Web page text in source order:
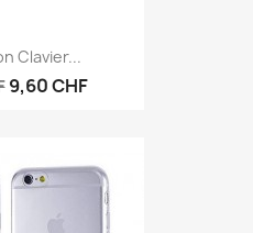
Clavier...
9,60 CHF